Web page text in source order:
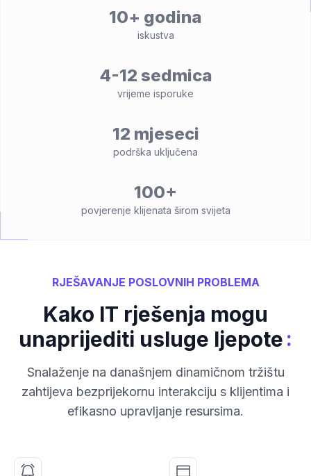
10+ godina
iskustva
4-12 sedmica
vrijeme isporuke
12 mjeseci
podrška uključena
100+
povjerenje klijenata širom svijeta
RJEŠAVANJE POSLOVNIH PROBLEMA
Kako IT rješenja mogu
unaprijediti usluge ljepote:
Snalaženje na današnjem dinamičnom tržištu
zahtijeva bezprijekornu interakciju s klijentima i
efikasno upravljanje resursima.